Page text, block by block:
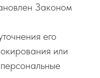
Законом
его
или